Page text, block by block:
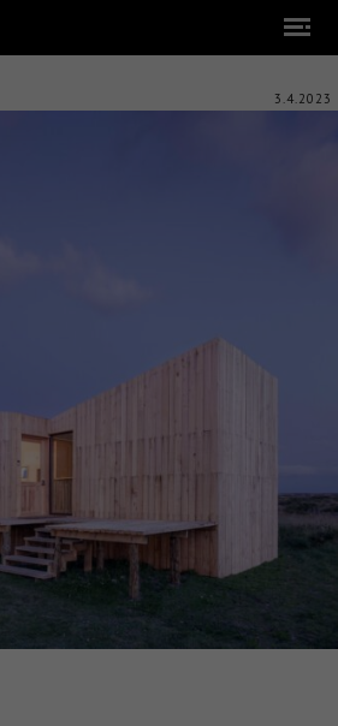
3.4.2023